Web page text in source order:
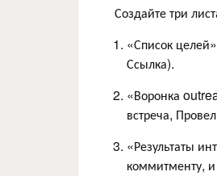
Создайте три
«Список
Ссылка).
«Воронка
встреча,
«Результаты
коммитменту,